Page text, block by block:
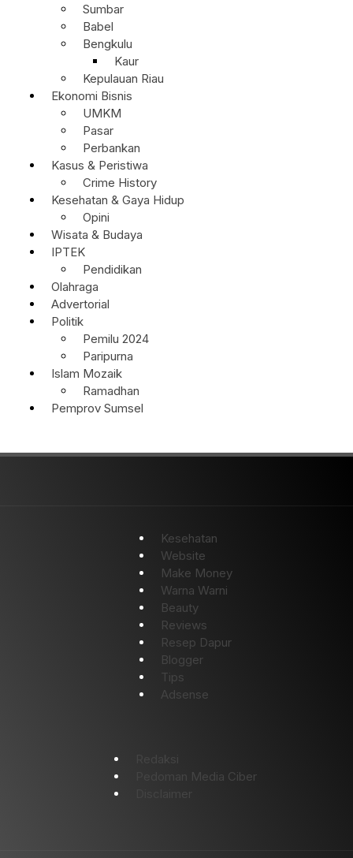
Sumbar
Babel
Bengkulu
Kaur
Kepulauan Riau
Ekonomi Bisnis
UMKM
Pasar
Perbankan
Kasus & Peristiwa
Crime History
Kesehatan & Gaya Hidup
Opini
Wisata & Budaya
IPTEK
Pendidikan
Olahraga
Advertorial
Politik
Pemilu 2024
Paripurna
Islam Mozaik
Ramadhan
Pemprov Sumsel
Kesehatan
Website
Make Money
Warna Warni
Beauty
Reviews
Resep Dapur
Blogger
Tips
Adsense
Redaksi
Pedoman Media Ciber